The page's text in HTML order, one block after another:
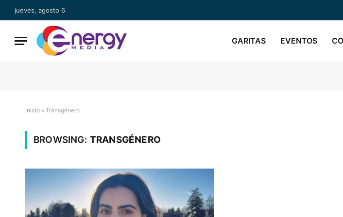
jueves, agosto 6
GARITAS EVENTOS
Inicio » Transgénero
BROWSING: TRANSGÉNERO